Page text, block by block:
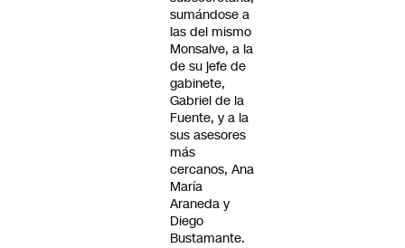
sumándose a
las del mismo
Monsalve, a la
de su jefe de
gabinete,
Gabriel de la
Fuente, y a la
sus asesores
más
cercanos, Ana
María
Araneda y
Diego
Bustamante.